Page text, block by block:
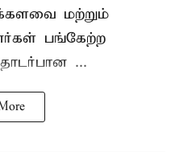
மற்றும்
பங்கேற்ற
...